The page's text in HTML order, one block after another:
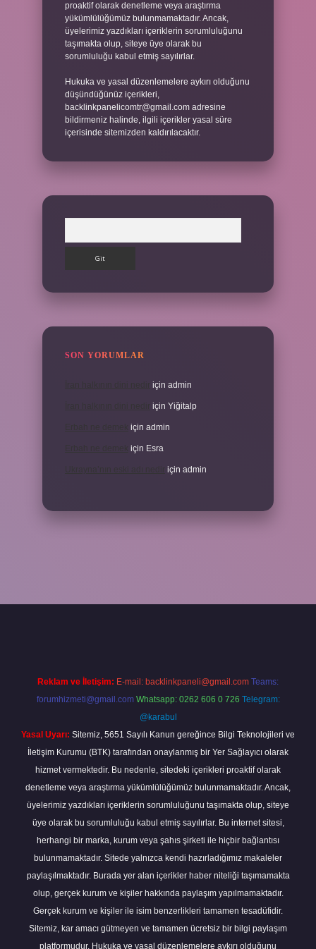
proaktif olarak denetleme veya araştırma
yükümlülüğümüz bulunmamaktadır. Ancak,
üyelerimiz yazdıkları içeriklerin sorumluluğunu
taşımakta olup, siteye üye olarak bu
sorumluluğu kabul etmiş sayılırlar.
Hukuka ve yasal düzenlemelere aykırı olduğunu
düşündüğünüz içerikleri,
backlinkpanelicomtr@gmail.com adresine
bildirmeniz halinde, ilgili içerikler yasal süre
içerisinde sitemizden kaldırılacaktır.
SON YORUMLAR
için admin
için Yiğitalp
için admin
için Esra
için admin
Reklam ve İletişim: E-mail: backlinkpaneli@gmail.com Teams:
forumhizmeti@gmail.com Whatsapp: 0262 606 0 726 Telegram:
@karabul
Yasal Uyarı: Sitemiz, 5651 Sayılı Kanun gereğince Bilgi Teknolojileri ve
İletişim Kurumu (BTK) tarafından onaylanmış bir Yer Sağlayıcı olarak
hizmet vermektedir. Bu nedenle, sitedeki içerikleri proaktif olarak
denetleme veya araştırma yükümlülüğümüz bulunmamaktadır. Ancak,
üyelerimiz yazdıkları içeriklerin sorumluluğunu taşımakta olup, siteye
üye olarak bu sorumluluğu kabul etmiş sayılırlar. Bu internet sitesi,
herhangi bir marka, kurum veya şahıs şirketi ile hiçbir bağlantısı
bulunmamaktadır. Sitede yalnızca kendi hazırladığımız makaleler
paylaşılmaktadır. Burada yer alan içerikler haber niteliği taşımamakta
olup, gerçek kurum ve kişiler hakkında paylaşım yapılmamaktadır.
Gerçek kurum ve kişiler ile isim benzerlikleri tamamen tesadüfidir.
Sitemiz, kar amacı gütmeyen ve tamamen ücretsiz bir bilgi paylaşım
platformudur. Hukuka ve yasal düzenlemelere aykırı olduğunu